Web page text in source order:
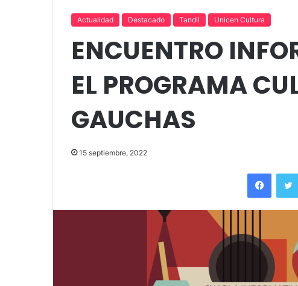
Actualidad Destacado Tandil Unicen Cultura
ENCUENTRO
EL PROGRAMA
GAUCHAS
15 septiembre, 2022